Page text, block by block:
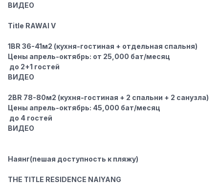
ВИДЕО
Title RAWAI V
1BR 36-41м2 (кухня-гостиная + отдельная спальня)
Цены апрель-октябрь: от 25,000 бат/месяц
‍‍ до 2+1 гостей
ВИДЕО
2BR 78-80м2 (кухня-гостиная + 2 спальни + 2 санузла)
Цены апрель-октябрь: 45,000 бат/месяц
‍‍ до 4 гостей
ВИДЕО
Наянг(пешая доступность к пляжу)️
THE TITLE RESIDENCE NAIYANG